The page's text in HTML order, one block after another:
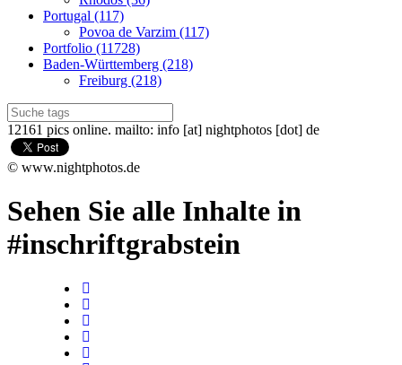
Portugal (117)
Povoa de Varzim (117)
Portfolio (11728)
Baden-Württemberg (218)
Freiburg (218)
12161 pics online. mailto: info [at] nightphotos [dot] de
© www.nightphotos.de
Sehen Sie alle Inhalte in
#inschriftgrabstein